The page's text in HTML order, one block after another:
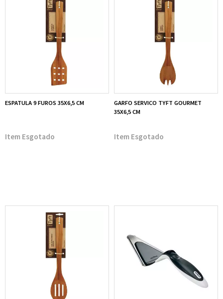
ESPATULA 9 FUROS 35X6,5 CM
Esgotado
GARFO SERVICO TYFT GOURMET
35X6,5 CM
Esgotado